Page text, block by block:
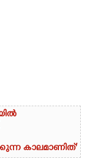
കാലമാണിത്'